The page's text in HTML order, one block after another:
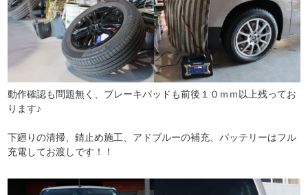
動作確認も問題無く、ブレーキパッドも前後１０ｍｍ以上残ってお
ります♪
下廻りの清掃、錆止め施工、アドブルーの補充、バッテリーはフル
充電してお渡しです！！